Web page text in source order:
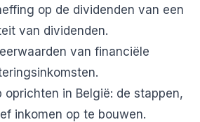
op de dividenden van een
van dividenden.
van financiële
oprichten in België: de stappen,
inkomen op te bouwen.